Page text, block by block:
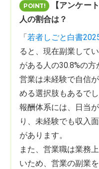
【アンケー
人の割合は？
「若者しごと白書
ると、現在副業して
がある人の30.8%の方
営業は未経験で自信
める選択肢もあるで
報酬体系には、日当
り、未経験でも収入
があります。
また、営業職は業務
いため、営業の副業